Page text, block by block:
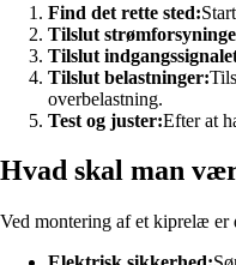
Find det rette sted:
Tilslut
Tilslut
Tilslut belastninger:
overbelastning.
Test og juster:Efter at
Hvad skal man
Ved montering af et kiprelæ er